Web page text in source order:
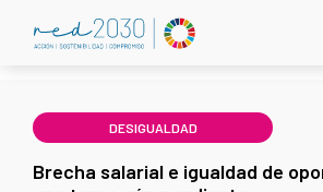
DESIGUALDAD
Brecha salarial e igualdad de